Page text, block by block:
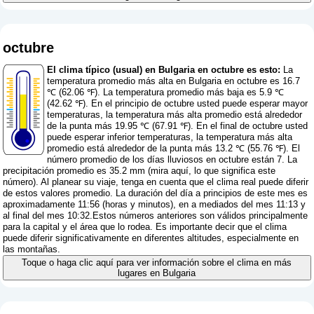
octubre
El clima típico (usual) en Bulgaria en octubre es esto: La
temperatura promedio más alta en Bulgaria en octubre es 16.7
℃ (62.06 ℉). La temperatura promedio más baja es 5.9 ℃
(42.62 ℉). En el principio de octubre usted puede esperar mayor
temperaturas, la temperatura más alta promedio está alrededor
de la punta más 19.95 ℃ (67.91 ℉). En el final de octubre usted
puede esperar inferior temperaturas, la temperatura más alta
promedio está alrededor de la punta más 13.2 ℃ (55.76 ℉). El
número promedio de los días lluviosos en octubre están 7. La
precipitación promedio es 35.2 mm (mira aquí, lo que significa este
número). Al planear su viaje, tenga en cuenta que el clima real puede diferir
de estos valores promedio. La duración del día a principios de este mes es
aproximadamente 11:56 (horas y minutos), en a mediados del mes 11:13 y
al final del mes 10:32.Estos números anteriores son válidos principalmente
para la capital y el área que lo rodea. Es importante decir que el clima
puede diferir significativamente en diferentes altitudes, especialmente en
las montañas.
Toque o haga clic aquí para ver información sobre el clima en más
lugares en Bulgaria